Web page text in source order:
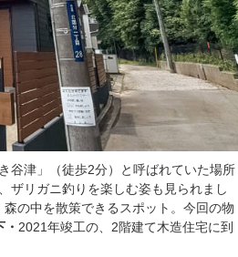
谷津」（徒歩2分）と呼ばれていた場所
ザリガニ釣りを楽しむ姿も見られまし
の中を散策できるスポット。今回の物
・ 2021年竣工の、2階建て木造住宅に到